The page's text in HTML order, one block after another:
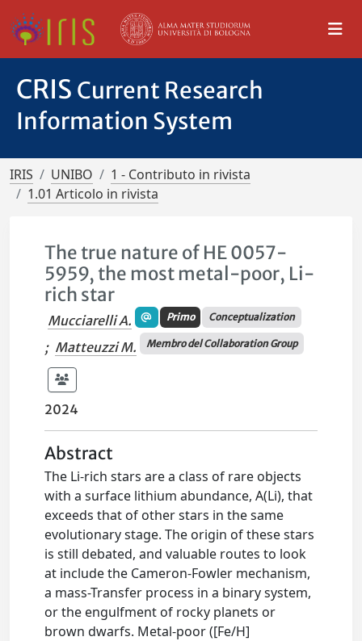
CRIS Current Research
Information System
IRIS UNIBO
1 - Contributo in rivista
1.01 Articolo in rivista
The true nature of HE 0057-
5959, the most metal-poor, Li-
rich star
Mucciarelli A. Primo Conceptualization
; Matteuzzi M. Membro del Collaboration Group
2024
Abstract
The Li-rich stars are a class of rare objects
with a surface lithium abundance, A(Li), that
exceeds that of other stars in the same
evolutionary stage. The origin of these stars
is still debated, and valuable routes to look
at include the Cameron-Fowler mechanism,
a mass-Transfer process in a binary system,
or the engulfment of rocky planets or
brown dwarfs. Metal-poor ([Fe/H]